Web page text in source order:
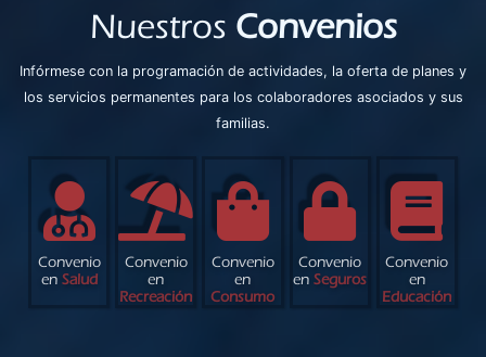
Nuestros Convenios
Infórmese con la programación de actividades, la oferta de planes y
los servicios permanentes para los colaboradores asociados y sus
familias.
Convenio
en Salud
Convenio
en
Recreación
Convenio
en
Consumo
Convenio
enSeguros
Convenio
en
Educación